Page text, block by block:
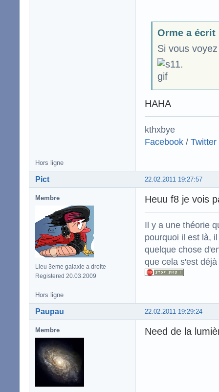
Orme a écrit
Si vous
HAHA
kthxbye
Facebook / Twitter
Hors ligne
22.02.2011 19:27:57
Pict
Membre
Lieu 3eme galaxie a droite
Registered 20.03.2009
Heuu f8 je vois
Il y a une théorie
pourquoi il est là,
quelque chose
que cela s'est
Hors ligne
22.02.2011 19:29:24
Paupau
Membre Need de la